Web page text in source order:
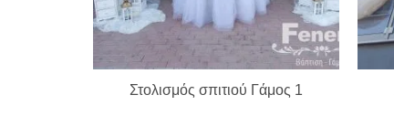
Στολισμός σπιτιού Γάμος 1